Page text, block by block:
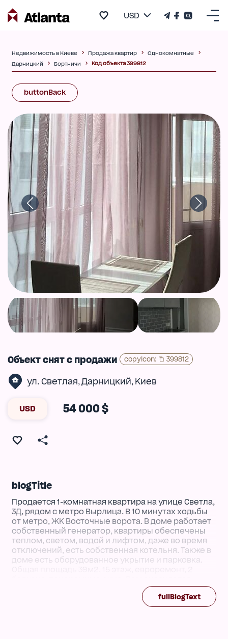
USD
Недвижимость в Киеве Продажа квартир
Однокомнатные
Дарницкий
Бортничи Код объекта 399812
buttonBack
Объект снят с продажи copyIcon: 399812
ул. Светлая, Дарницкий, Киев
USD 54 000 $
blogTitle
Продается 1-комнатная квартира на улице Светла,
3Д, рядом с метро Вырлица. В 10 минутах ходьбы
от метро, ЖК Восточные ворота. В доме работает
собственный генератор, квартиры обеспечены
теплом, светом, водой и лифтом, даже во время
отключений, есть собственная котельня. Также в
доме есть оборудованное укрытие и парковка.
Продается с мебелью и техникой. Рядом хорошо
развита инфраструктура. Есть супермаркеты,
спортзал, парк, детская площадка. Удобная
fullBlogText